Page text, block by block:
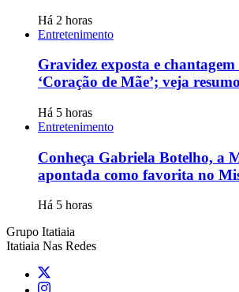
Há 2 horas
Entretenimento
Gravidez exposta e
‘Coração de Mãe’; veja resumo
Há 5 horas
Entretenimento
Conheça Gabriela Botelho, a
apontada como favorita no
Há 5 horas
Grupo Itatiaia
Itatiaia Nas Redes